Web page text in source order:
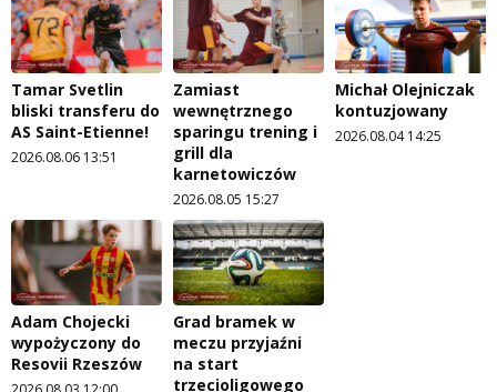
Tamar Svetlin
bliski transferu do
AS Saint-Etienne!
2026.08.06 13:51
Zamiast
wewnętrznego
sparingu trening i
grill dla
karnetowiczów
2026.08.05 15:27
Michał Olejniczak
kontuzjowany
2026.08.04 14:25
Adam Chojecki
wypożyczony do
Resovii Rzeszów
Grad bramek w
meczu przyjaźni
na start
trzecioligowego